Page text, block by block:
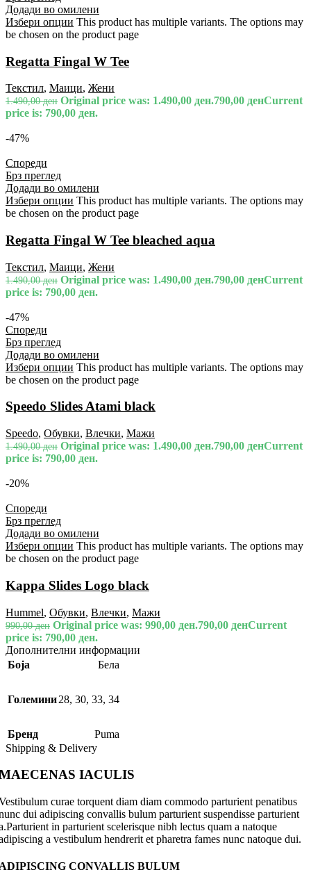
Додади во омилени
Избери опции This product has multiple variants. The options may
be chosen on the product page
Regatta Fingal W Tee
Текстил, Маици, Жени
1.490,00ден Original price was: 1.490,00 ден.790,00 денCurrent
price is: 790,00 ден.
-47%
Спореди
Брз преглед
Додади во омилени
Избери опции This product has multiple variants. The options may
be chosen on the product page
Regatta Fingal W Tee bleached aqua
Текстил, Маици, Жени
1.490,00ден Original price was: 1.490,00 ден.790,00 денCurrent
price is: 790,00 ден.
-47%
Спореди
Брз преглед
Додади во омилени
Избери опции This product has multiple variants. The options may
be chosen on the product page
Speedo Slides Atami black
Speedo, Обувки, Влечки, Мажи
1.490,00ден Original price was: 1.490,00 ден.790,00 денCurrent
price is: 790,00 ден.
-20%
Спореди
Брз преглед
Додади во омилени
Избери опции This product has multiple variants. The options may
be chosen on the product page
Kappa Slides Logo black
Hummel, Обувки, Влечки, Мажи
990,00ден Original price was: 990,00 ден.790,00 денCurrent
price is: 790,00 ден.
Дополнителни информации
Боја
Бела
Големини28, 30, 33, 34
Бренд
Puma
Shipping & Delivery
IACULIS
curae torquent diam diam commodo parturient penatibus
dui adipiscing convallis bulum parturient suspendisse parturient
in parturient scelerisque nibh lectus quam a natoque
a vestibulum hendrerit et pharetra fames nunc natoque dui.
CONVALLIS BULUM